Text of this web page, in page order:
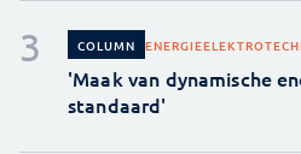
COLUMN ENERGIE
'Maak van dynamische
standaard'